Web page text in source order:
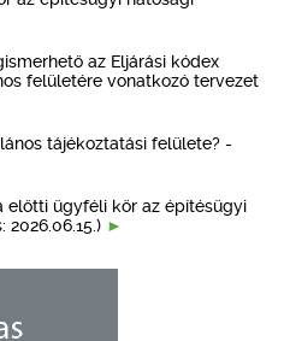
az Eljárási kódex
felületére vonatkozó tervezet
tájékoztatási felülete? -
előtti ügyféli kör az építésügyi
2026.06.15.)